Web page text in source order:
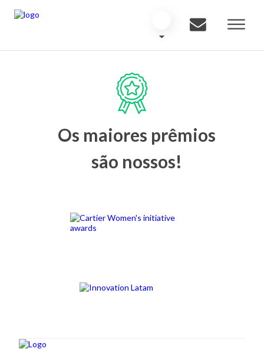
Os maiores prêmios
são nossos!